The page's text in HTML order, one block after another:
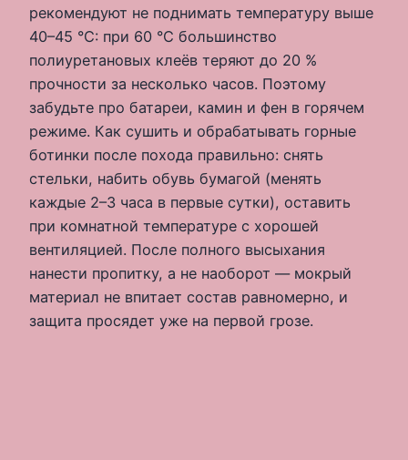
рекомендуют не поднимать температуру выше
40–45 °C: при 60 °C большинство
полиуретановых клеёв теряют до 20 %
прочности за несколько часов. Поэтому
забудьте про батареи, камин и фен в горячем
режиме. Как сушить и обрабатывать горные
ботинки после похода правильно: снять
стельки, набить обувь бумагой (менять
каждые 2–3 часа в первые сутки), оставить
при комнатной температуре с хорошей
вентиляцией. После полного высыхания
нанести пропитку, а не наоборот — мокрый
материал не впитает состав равномерно, и
защита просядет уже на первой грозе.